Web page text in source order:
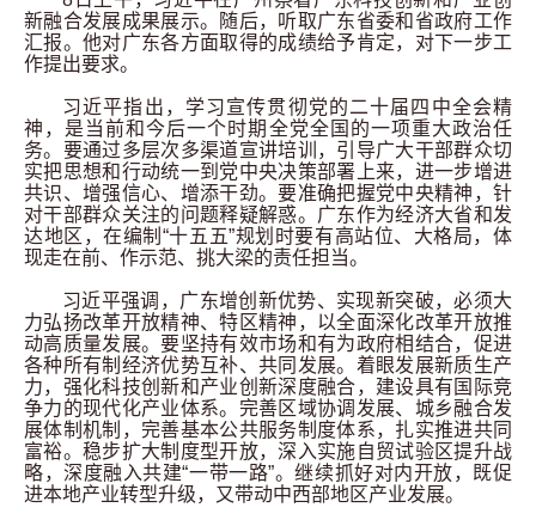
新融合发展成果展示。随后，听取广东省委和省政府工作
汇报。他对广东各方面取得的成绩给予肯定，对下一步工
作提出要求。
习近平指出，学习宣传贯彻党的二十届四中全会精
神，是当前和今后一个时期全党全国的一项重大政治任
务。要通过多层次多渠道宣讲培训，引导广大干部群众切
实把思想和行动统一到党中央决策部署上来，进一步增进
共识、增强信心、增添干劲。要准确把握党中央精神，针
对干部群众关注的问题释疑解惑。广东作为经济大省和发
达地区，在编制“十五五”规划时要有高站位、大格局，体
现走在前、作示范、挑大梁的责任担当。
习近平强调，广东增创新优势、实现新突破，必须大
力弘扬改革开放精神、特区精神，以全面深化改革开放推
动高质量发展。要坚持有效市场和有为政府相结合，促进
各种所有制经济优势互补、共同发展。着眼发展新质生产
力，强化科技创新和产业创新深度融合，建设具有国际竞
争力的现代化产业体系。完善区域协调发展、城乡融合发
展体制机制，完善基本公共服务制度体系，扎实推进共同
富裕。稳步扩大制度型开放，深入实施自贸试验区提升战
略，深度融入共建“一带一路”。继续抓好对内开放，既促
进本地产业转型升级，又带动中西部地区产业发展。